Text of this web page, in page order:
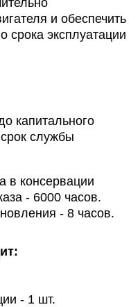
и обеспечить
срока эксплуатации
капитального
службы
в консервации
- 6000 часов.
- 8 часов.
- 1 шт.